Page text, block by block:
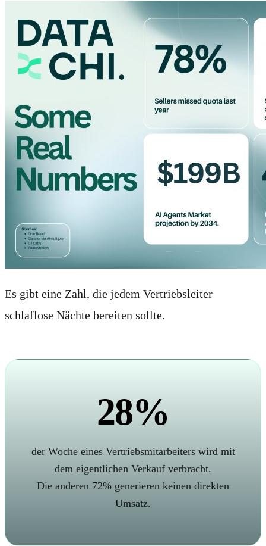
Es gibt eine Zahl, die jedem Vertriebsleiter
schlaflose Nächte bereiten sollte.
28%
der Woche eines Vertriebsmitarbeiters wird mit
dem eigentlichen Verkauf verbracht.
Die anderen 72% generieren keinen direkten
Umsatz.